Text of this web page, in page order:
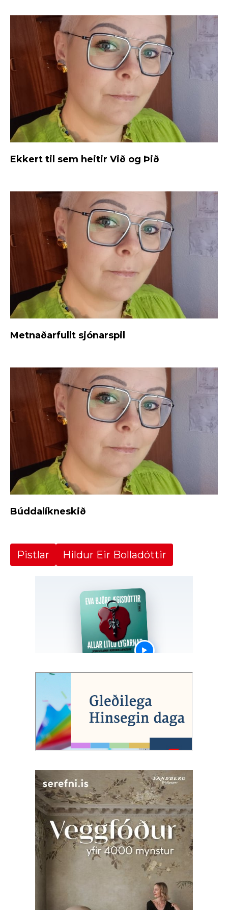
Ekkert til sem heitir Við og Þið
Metnaðarfullt sjónarspil
Búddalíkneskið
Pistlar Hildur Eir Bolladóttir